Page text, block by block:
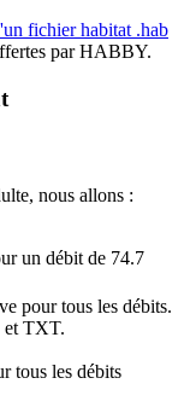
fichier habitat .hab
par HABBY.
nous allons :
un débit de 74.7
pour tous les débits.
et TXT.
tous les débits